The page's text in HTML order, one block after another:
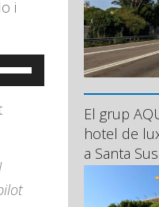
i
El grup
hotel de
a Santa